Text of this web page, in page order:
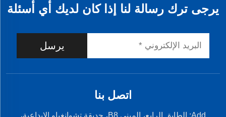
يرجى ترك رسالة لنا إذا كان لديك أي أسئلة
يرسل
اتصل بنا